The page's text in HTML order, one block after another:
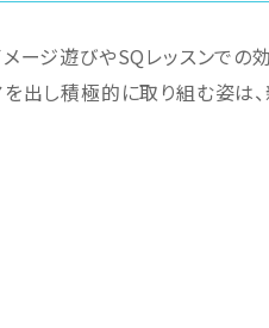
ージ遊びやSQレッスンでの
を出し積極的に取り組む姿は